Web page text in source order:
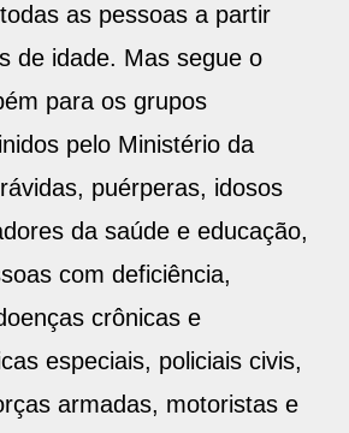
as pessoas a partir
de idade. Mas segue o
para os grupos
pelo Ministério da
puérperas, idosos
da saúde e educação,
com deficiência,
crônicas e
especiais, policiais civis,
armadas, motoristas e